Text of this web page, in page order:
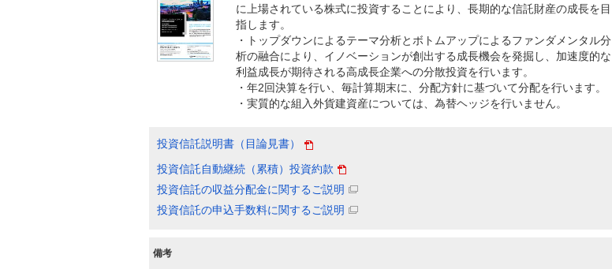
に上場されている株式に投資することにより、長期的な信託財産の成長を目
指します。
・トップダウンによるテーマ分析とボトムアップによるファンダメンタル分
析の融合により、イノベーションが創出する成長機会を発掘し、加速度的な
利益成長が期待される高成長企業への分散投資を行います。
・年2回決算を行い、毎計算期末に、分配方針に基づいて分配を行います。
・実質的な組入外貨建資産については、為替ヘッジを行いません。
投資信託説明書（目論見書）
投資信託自動継続（累積）投資約款
投資信託の収益分配金に関するご説明
投資信託の申込手数料に関するご説明
備考